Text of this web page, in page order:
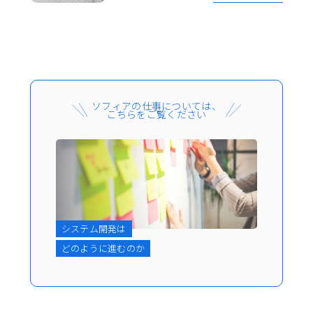
ソフィアの仕事については、
こちらをご覧ください
システム開発は
どのように進むのか